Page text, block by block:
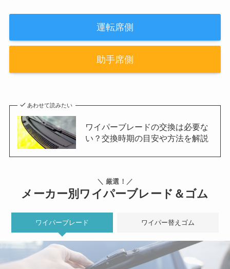
運転席側
助手席側
あわせて読みたい
ワイパーブレードの交換は必要な
い？交換時期の目安や方法を解説
＼ 厳選！／
メーカー別ワイパーブレード＆ゴム
ワイパーブレード ワイパー替えゴム